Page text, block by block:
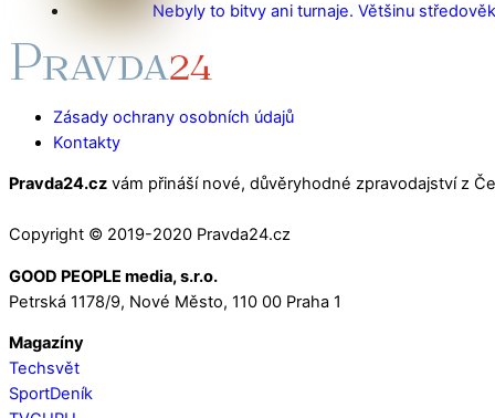
Nebyly to bitvy ani turnaje. Většinu
Zásady ochrany osobních údajů
Kontakty
Pravda24.cz vám přináší nové, důvěryhodné zpravodajství z
Copyright © 2019-2020 Pravda24.cz
GOOD PEOPLE media, s.r.o.
Petrská 1178/9, Nové Město, 110 00 Praha 1
Magazíny
Techsvět
SportDeník